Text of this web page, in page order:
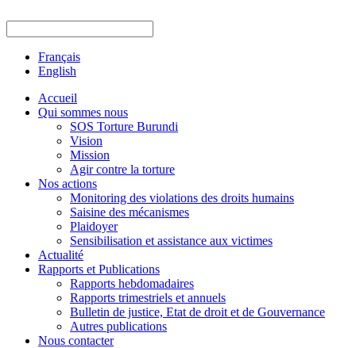
Français
English
Accueil
Qui sommes nous
SOS Torture Burundi
Vision
Mission
Agir contre la torture
Nos actions
Monitoring des violations des droits humains
Saisine des mécanismes
Plaidoyer
Sensibilisation et assistance aux victimes
Actualité
Rapports et Publications
Rapports hebdomadaires
Rapports trimestriels et annuels
Bulletin de justice, Etat de droit et de Gouvernance
Autres publications
Nous contacter